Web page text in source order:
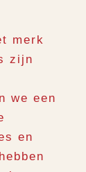
merk
zijn
we een
en